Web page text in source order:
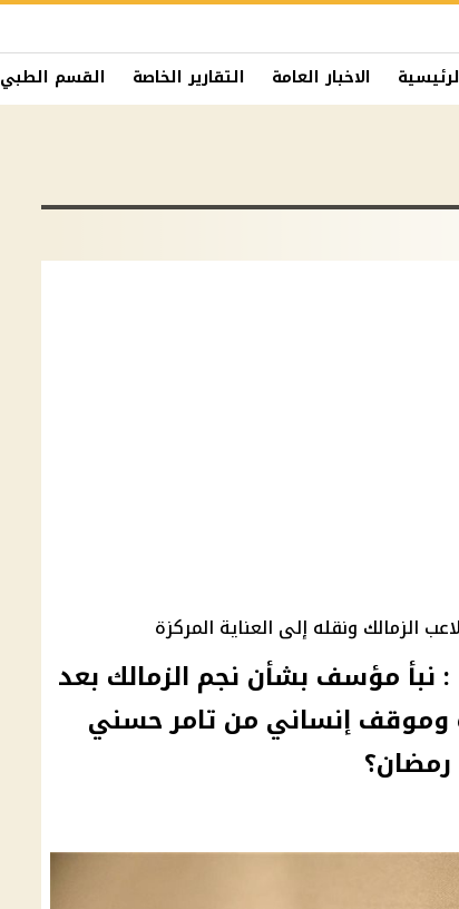
الاخبار العامة التقارير الخاصة القسم الطبي
الزمالك ونقله إلى العناية المركزة
مؤسف بشأن نجم الزمالك بعد
وموقف إنساني من تامر حسني